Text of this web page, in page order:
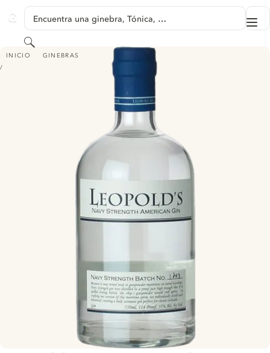
GINVENTORY
Encuentra una ginebra, Tónica, …
Buscar
INICIO GINEBRAS
LEOPOLD'S NAVY STRENGTH AMERICAN GIN